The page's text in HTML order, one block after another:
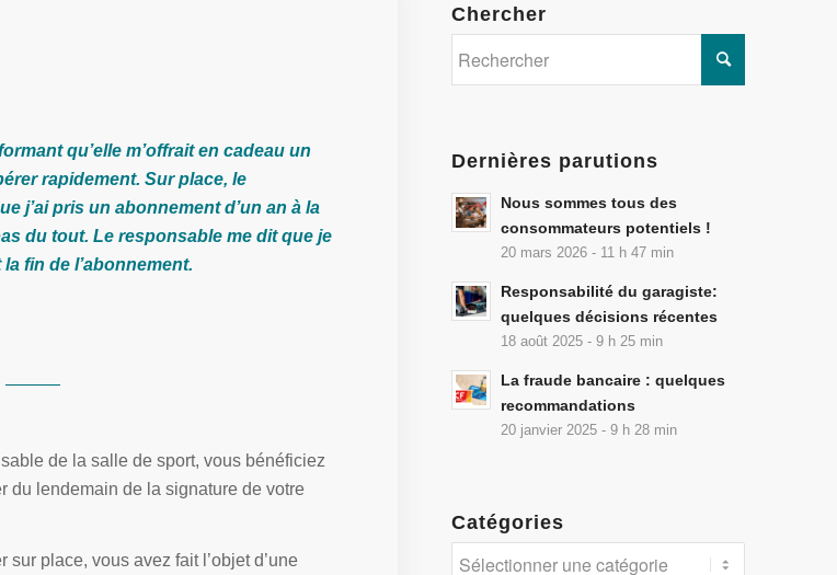
qu’elle m’offrait en cadeau un
rapidement. Sur place, le
j’ai pris un abonnement d’un an à la
du tout. Le responsable me dit que je
fin de l’abonnement.
de la salle de sport, vous bénéficiez
du lendemain de la signature de votre
place, vous avez fait l’objet d’une
Chercher
Dernières parutions
Nous sommes tous des
consommateurs potentiels !
20 mars 2026 - 11 h 47 min
Responsabilité du garagiste:
quelques décisions récentes
18 août 2025 - 9 h 25 min
La fraude bancaire : quelques
recommandations
20 janvier 2025 - 9 h 28 min
Catégories
Catégories